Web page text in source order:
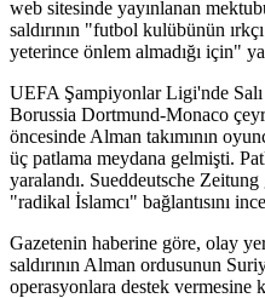
web sitesinde yayınlanan
saldırının "futbol kulübünün
yeterince önlem almadığı için"
UEFA Şampiyonlar Ligi'nde Salı
Borussia Dortmund-Monaco
öncesinde Alman takımının
üç patlama meydana gelmişti.
yaralandı. Sueddeutsche Zeitung
"radikal İslamcı" bağlantısını
Gazetenin haberine göre, olay
saldırının Alman ordusunun
operasyonlara destek vermesine